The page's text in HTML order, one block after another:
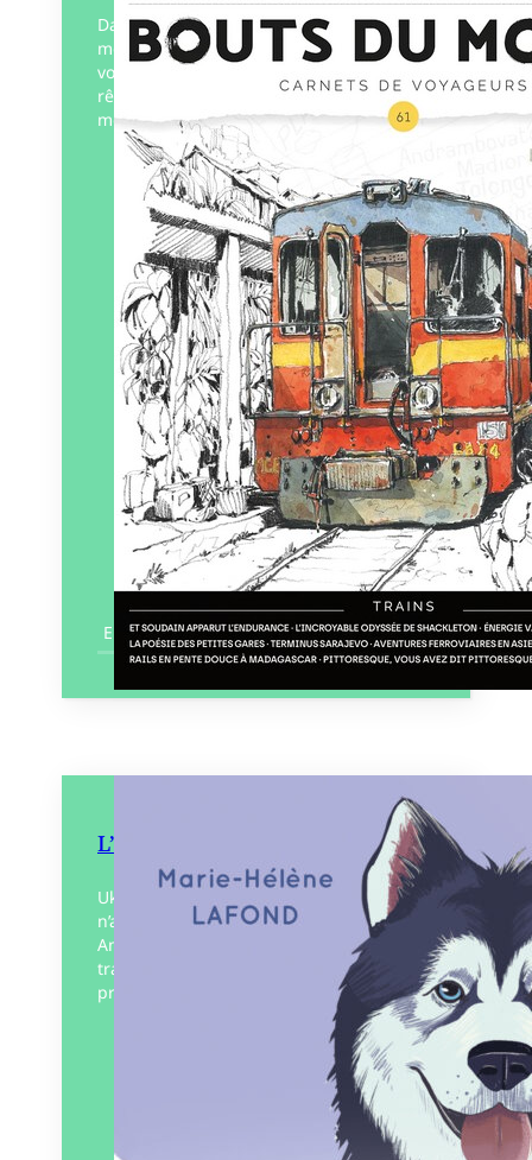
Dans chaque numéro de Bouts du
monde, une quinzaine de carnets de
voyages et une thématique pour rire,
rêver, s’émouvoir ou questionner le
monde.
Éditeur :Bouts du monde
Paru le15/01/2025
En savoir plus
L’Odyssée d’Ukiak
Ukiak est un jeune chien de traîneau qui
n’a connu que son Alaska. Un jour
Amaguq, son musher inuit, l’emmène
traverser la moitié du globe pour venir
prêter…
ZTL – ZéTooLu